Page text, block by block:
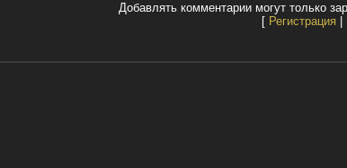
Добавлять комментарии могут только
[ Регистрация|